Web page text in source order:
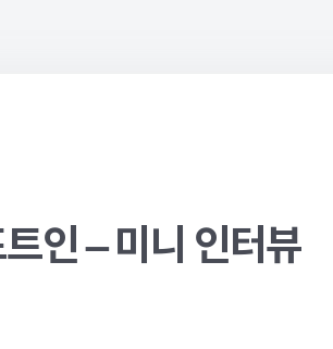
인 – 미니 인터뷰